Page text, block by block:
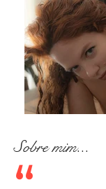
Sobre mim...